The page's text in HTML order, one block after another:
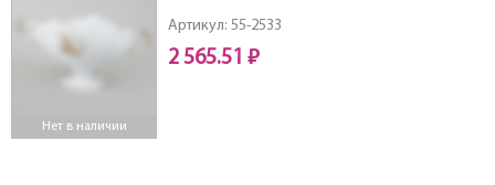
Нет в наличии
Артикул: 55-2533
2 565.51 ₽